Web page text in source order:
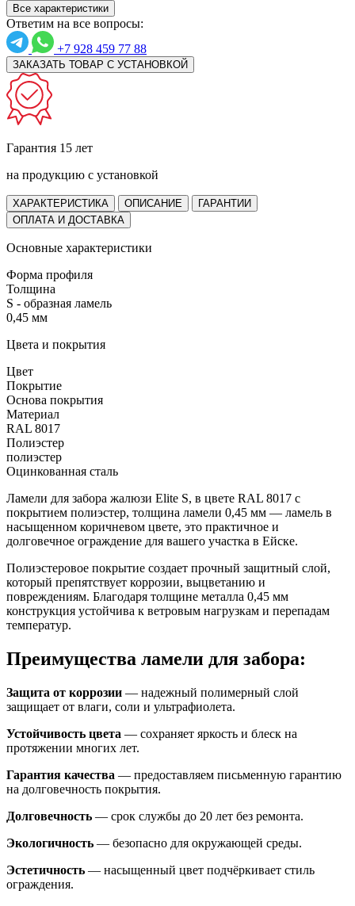
Все характеристики
Ответим на все вопросы:
+7 928 459 77 88
ЗАКАЗАТЬ ТОВАР С УСТАНОВКОЙ
Гарантия 15 лет
на продукцию с установкой
ХАРАКТЕРИСТИКА ОПИСАНИЕ
ГАРАНТИИ
ОПЛАТА И ДОСТАВКА
Основные характеристики
Форма профиля
Толщина
S - образная ламель
0,45 мм
Цвета и покрытия
Цвет
Покрытие
Основа покрытия
Материал
RAL 8017
Полиэстер
полиэстер
Оцинкованная сталь
Ламели для забора жалюзи Elite S, в цвете RAL 8017 с
покрытием полиэстер, толщина ламели 0,45 мм — ламель в
насыщенном коричневом цвете, это практичное и
долговечное ограждение для вашего участка в Ейске.
Полиэстеровое покрытие создает прочный защитный слой,
который препятствует коррозии, выцветанию и
повреждениям. Благодаря толщине металла 0,45 мм
конструкция устойчива к ветровым нагрузкам и перепадам
температур.
Преимущества ламели для забора:
Защита от коррозии — надежный полимерный слой
защищает от влаги, соли и ультрафиолета.
Устойчивость цвета — сохраняет яркость и блеск на
протяжении многих лет.
Гарантия качества — предоставляем письменную гарантию
на долговечность покрытия.
Долговечность — срок службы до 20 лет без ремонта.
Экологичность — безопасно для окружающей среды.
Эстетичность — насыщенный цвет подчёркивает стиль
ограждения.